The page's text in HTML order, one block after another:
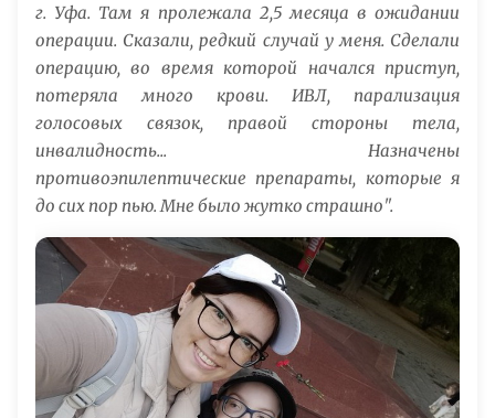
г. Уфа. Там я пролежала 2,5 месяца в ожидании
операции. Сказали, редкий случай у меня. Сделали
операцию, во время которой начался приступ,
потеряла много крови. ИВЛ, парализация
голосовых связок, правой стороны тела,
инвалидность... Назначены
противоэпилептические препараты, которые я
до сих пор пью. Мне было жутко страшно".